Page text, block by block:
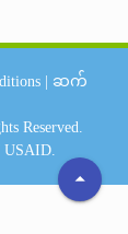
arrow_drop_up
ဆက်
Reserved.
USAID.